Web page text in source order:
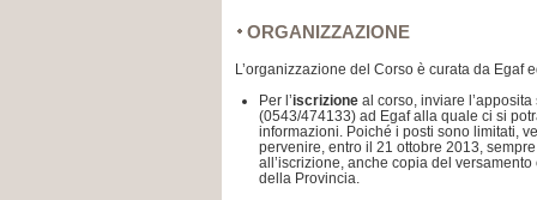
ORGANIZZAZIONE
L’organizzazione del Corso è curata da Egaf
Per l’iscrizione al corso, inviare
(0543/474133) ad Egaf alla quale ci si
informazioni. Poiché i posti sono limitati,
pervenire, entro il 21 ottobre 2013,
all’iscrizione, anche copia del
della Provincia.